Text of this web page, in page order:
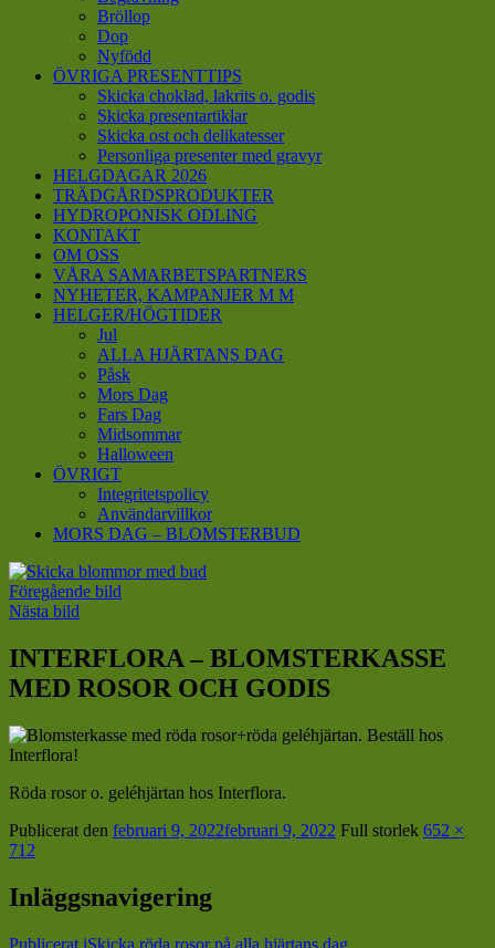
Bröllop
Dop
Nyfödd
ÖVRIGA PRESENTTIPS
Skicka choklad, lakrits o. godis
Skicka presentartiklar
Skicka ost och delikatesser
Personliga presenter med gravyr
HELGDAGAR 2026
TRÄDGÅRDSPRODUKTER
HYDROPONISK ODLING
KONTAKT
OM OSS
VÅRA SAMARBETSPARTNERS
NYHETER, KAMPANJER M M
HELGER/HÖGTIDER
Jul
ALLA HJÄRTANS DAG
Påsk
Mors Dag
Fars Dag
Midsommar
Halloween
ÖVRIGT
Integritetspolicy
Användarvillkor
MORS DAG – BLOMSTERBUD
Föregående bild
Nästa bild
INTERFLORA – BLOMSTERKASSE
MED ROSOR OCH GODIS
Röda rosor o. geléhjärtan hos Interflora.
Publicerat den februari 9, 2022februari 9, 2022 Full storlek 652 ×
712
Inläggsnavigering
Publicerat iSkicka röda rosor på alla hjärtans dag